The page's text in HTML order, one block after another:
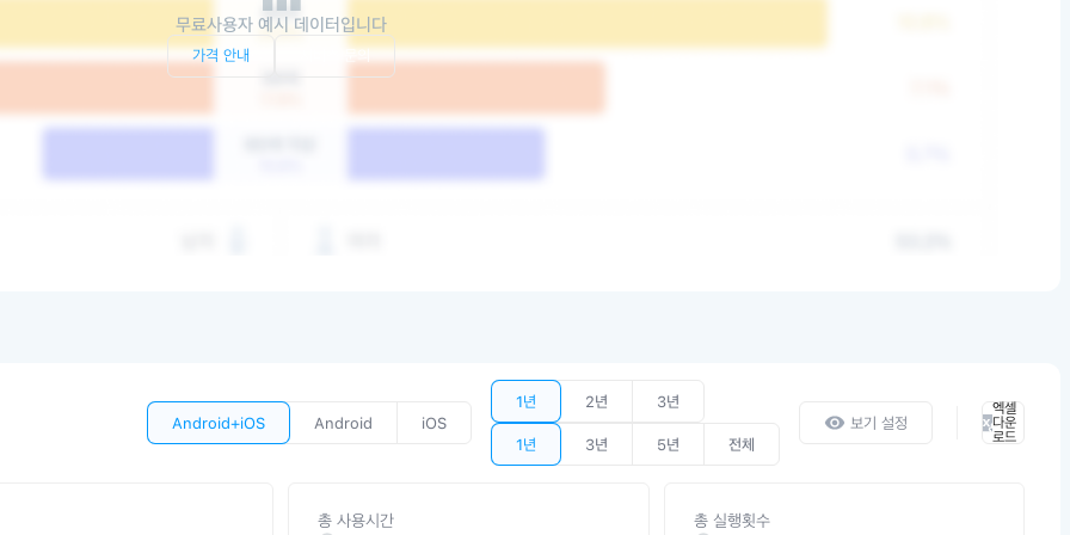
무료사용자 예시 데이터입니다
가격 안내
Android+iOS Android iOS
1년 2년 3년
1년 3년 5년 전체
보기 설정
엑셀
다운
로드
총 사용시간 총 실행횟수